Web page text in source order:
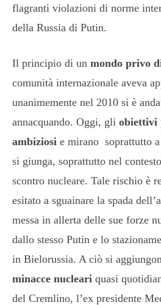
flagranti violazioni di norme
della Russia di Putin.
Il principio di un mondo privo
comunità internazionale aveva
unanimemente nel 2010 si è
annacquando. Oggi, gli obiettivi
ambiziosi e mirano soprattutto
si giunga, soprattutto nel
scontro nucleare. Tale rischio è
esitato a sguainare la spada
messa in allerta delle sue forze
dallo stesso Putin e lo
in Bielorussia. A ciò si
minacce nucleari quasi
del Cremlino, l’ex presidente